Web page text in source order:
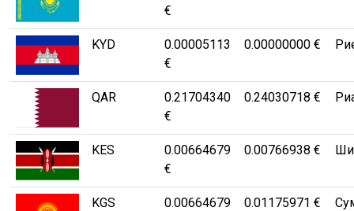
€
KYD
0.00005113
€
0.00000000 €
QAR
0.21704340
€
0.24030718 €
KES
0.00664679
€
0.00766938 €
KGS
0.00664679
0.01175971 €